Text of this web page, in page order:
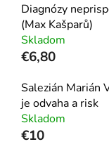
Diagnózy
(Max Kašparů)
Skladom
€6,80
Salezián Marián
je odvaha a risk
Skladom
€10